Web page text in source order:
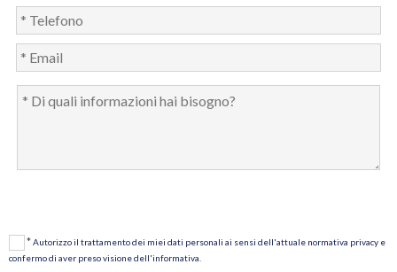
*Autorizzo il trattamento dei miei dati personali ai sensi dell'attuale normativa privacy e
confermo di aver preso visione dell'informativa.